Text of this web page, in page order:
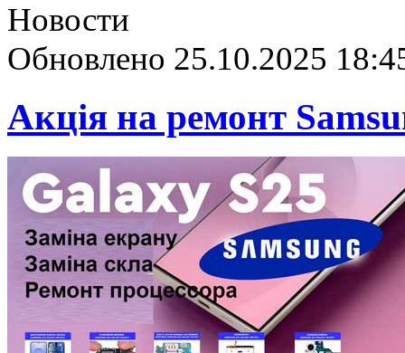
Новости
Обновлено 25.10.2025
Акція на ремонт